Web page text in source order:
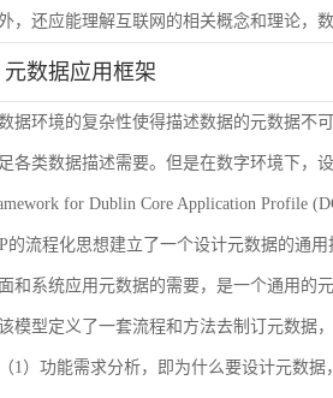
，还应能理解互联网的相关概念和理论，
元数据应用框架
据环境的复杂性使得描述数据的元数据不
各类数据描述需要。但是在数字环境下，
for Dublin Core Application
的流程化思想建立了一个设计元数据的通
和系统应用元数据的需要，是一个通用的元
模型定义了一套流程和方法去制订元数据，
（1）功能需求分析，即为什么要设计元数